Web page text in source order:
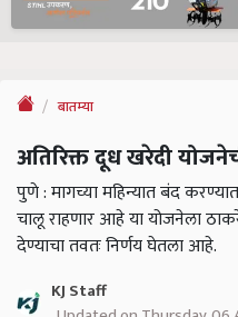
बातम्या
अतिरिक्त दूध खरेदी
पुणे : मागच्या महिन्यात बंद
चालू राहणार आहे या योजनेला
देण्याचा तवतः निर्णय घेतला आहे.
KJ Staff